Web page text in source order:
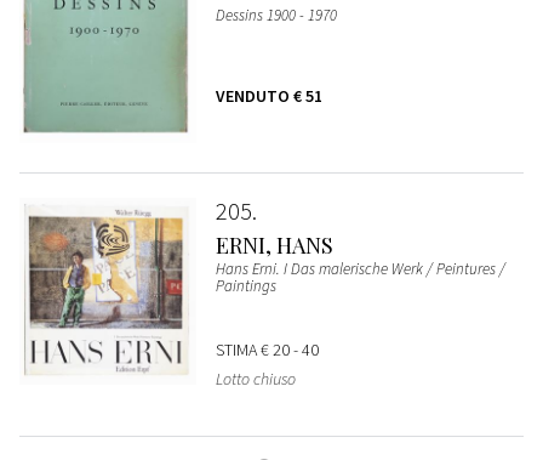
Dessins 1900 - 1970
VENDUTO € 51
205
ERNI, HANS
Hans Erni. I Das malerische Werk / Peintures /
Paintings
STIMA€ 20 - 40
Lotto chiuso